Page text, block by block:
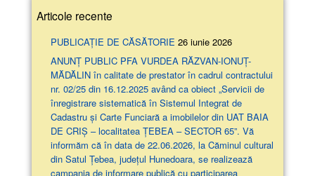
Articole recente
PUBLICAȚIE DE CĂSĂTORIE 26 iunie 2026
ANUNŢ PUBLIC PFA VURDEA RĂZVAN-IONUȚ-
MĂDĂLIN în calitate de prestator în cadrul contractului
nr. 02/25 din 16.12.2025 având ca obiect „Servicii de
înregistrare sistematică în Sistemul Integrat de
Cadastru și Carte Funciară a imobilelor din UAT BAIA
DE CRIȘ – localitatea ȚEBEA – SECTOR 65”. Vă
informăm că în data de 22.06.2026, la Căminul cultural
din Satul Țebea, județul Hunedoara, se realizează
campania de informare publică cu participarea